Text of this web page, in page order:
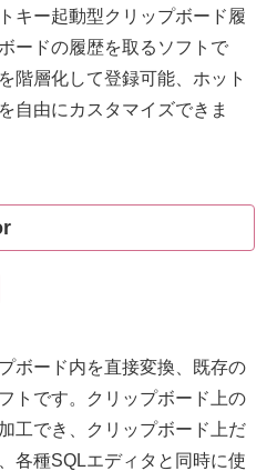
キー起動型クリップボード履
ードの履歴を取るソフトで
階層化して登録可能、ホット
自由にカスタマイズできま
ボード内を直接変換、既存の
トです。クリップボード上の
工でき、クリップボード上だ
各種SQLエディタと同時に使